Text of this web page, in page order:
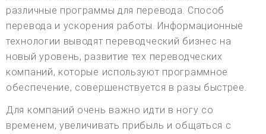
различные программы для перевода. Способ
перевода и ускорения работы. Информационные
технологии выводят переводческий бизнес на
новый уровень, развитие тех переводческих
компаний, которые используют программное
обеспечение, совершенствуется в разы быстрее.
Для компаний очень важно идти в ногу со
временем, увеличивать прибыль и общаться с